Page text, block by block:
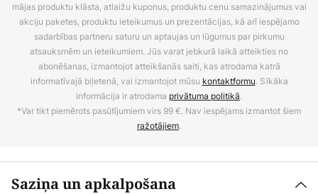
mājas produktu klāsta, atlaižu kuponus, produktu cenu samazinājumus vai
akciju paketes, produktu ieteikumus un prezentācijas, kā arī iespējamo
sadarbības partneru saturu un aptaujas un lūgumus par pirkumu
atsauksmēm un ieteikumiem. Jūs varat jebkurā laikā atteikties no
abonēšanas, izmantojot atteikšanās saiti, kas atrodama katrā
informatīvajā biļetenā, vai izmantojot mūsu kontaktformu. Sīkāka
informācija ir atrodama privātuma politikā.
*Var tikt piemērots pasūtījumiem virs 99 €. Nav iespējams izmantot šiem
ražotājiem.
Saziņa un apkalpošana